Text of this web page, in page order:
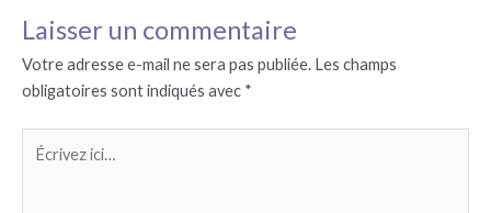
Laisser un commentaire
Votre adresse e-mail ne sera pas publiée. Les champs
obligatoires sont indiqués avec *
ici…